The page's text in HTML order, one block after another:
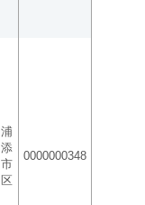
浦
添
市
区
0000000348